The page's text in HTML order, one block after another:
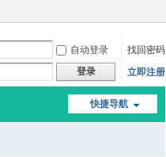
自动登录
找回密码
登录 立即注册
快捷导航